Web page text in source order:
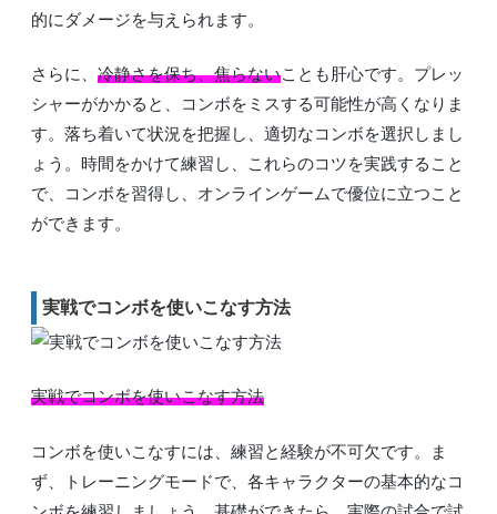
的にダメージを与えられます。
さらに、 冷静さを保ち、焦らないことも肝心です。プレッ
シャーがかかると、コンボをミスする可能性が高くなりま
す。落ち着いて状況を把握し、適切なコンボを選択しまし
ょう。時間をかけて練習し、これらのコツを実践すること
で、コンボを習得し、オンラインゲームで優位に立つこと
ができます。
実戦でコンボを使いこなす方法
実戦でコンボを使いこなす方法
コンボを使いこなすには、練習と経験が不可欠です。ま
ず、トレーニングモードで、各キャラクターの基本的なコ